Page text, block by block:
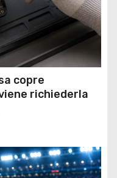
copre
richiederla